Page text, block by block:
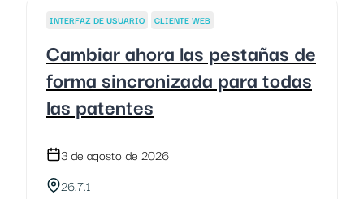
INTERFAZ DE USUARIO CLIENTE WEB
Cambiar ahora las pestañas de
forma sincronizada para todas
las patentes
3 de agosto de 2026
26.7.1